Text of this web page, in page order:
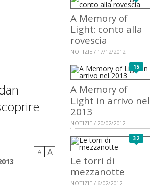
A A
A Memory of
Light: conto alla
rovescia
NOTIZIE / 17/12/2012
15
A Memory of
Light in arrivo nel
2013
NOTIZIE / 20/02/2012
32
Le torri di
mezzanotte
NOTIZIE / 6/02/2012